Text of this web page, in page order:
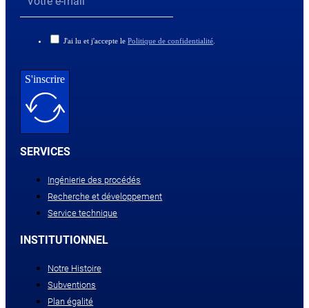
J'ai lu et j'accepte lePolitique de confidentialité
S'inscrire
SERVICES
Ingénierie des procédés
Recherche et développement
Service technique
INSTITUTIONNEL
Notre Histoire
Subventions
Plan égalité